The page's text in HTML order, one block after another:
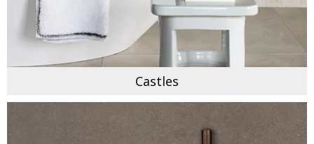
Castles